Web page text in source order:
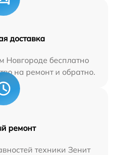
доставка
бесплатно
на ремонт и обратно.
ремонт
техники Зенит